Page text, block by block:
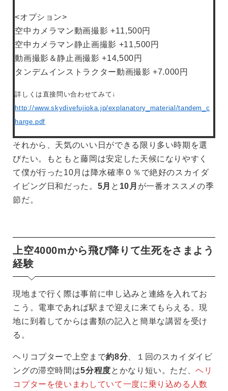
<オプション>
空中カメラマン動画撮影 +11,500円
空中カメラマン静止画撮影 +11,500円
動画撮影＆静止画撮影 +14,500円
タンデムインストラクター動画撮影 +7.000円
詳しくは直接問い合わせてみて↓
http://www.skydivefujioka.jp/explanatory_material/tandem_c
harge.pdf
それから、天気のいい日ができる限り多い時期を選
びたい。もともと藤岡は安定した天候になりやすく
て僕が行った10月は降水確率０％で絶好のスカイダ
イビング日和だった。 5月 と 10月 が一番オススメの季
節だ。
上空4000mから飛び降りて生死をさまよう
経験
現地まで行く際は事前に申し込みと連絡を入れてお
こう。電車であれば駅まで迎えに来てもらえる。現
地に到着してからは書類の記入と簡単な講習を受け
る。
ヘリコプターで上空まで約8分、１回のスカイダイビ
ングの滞空時間は5分程度とかなり短い。ただ、ヘリ
コプターを使いまわしていて一度に乗り込める人数